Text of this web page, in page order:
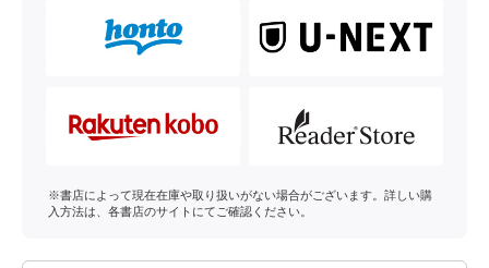
※書店によって現在在庫や取り扱いがない場合がございます。詳しい購
入方法は、各書店のサイトにてご確認ください。